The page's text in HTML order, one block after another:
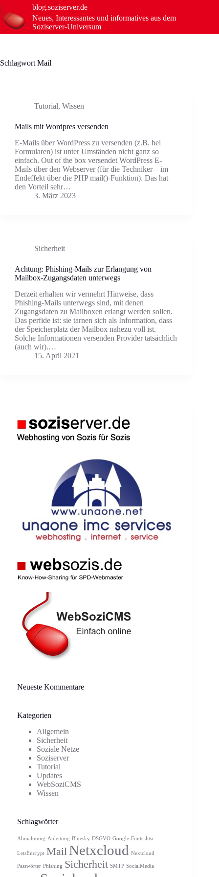
Zum
Inhalt
springen
blog.soziserver.de
Neues, Interessantes und informatives aus dem
Soziserver-Universum
Schlagwort Mail
Tutorial, Wissen
Mails mit Wordpres versenden
E-Mails über WordPress zu versenden (z.B. bei
Formularen) ist unter Umständen nicht ganz so
einfach. Out of the box versendet WordPress E-
Mails über den Webserver (für die Techniker – im
Endeffekt über die PHP mail()-Funktion). Das hat
den Vorteil sehr…
3. März 2023
Sicherheit
Achtung: Phishing-Mails zur Erlangung von
Mailbox-Zugangsdaten unterwegs
Derzeit erhalten wir vermehrt Hinweise, dass
Phishing-Mails unterwegs sind, mit denen
Zugangsdaten zu Mailboxen erlangt werden sollen.
Das perfide ist: sie tarnen sich als Information, dass
der Speicherplatz der Mailbox nahezu voll ist.
Solche Informationen versenden Provider tatsächlich
(auch wir).…
15. April 2021
Neueste Kommentare
Kategorien
Allgemein
Sicherheit
Soziale Netze
Soziserver
Tutorial
Updates
WebSoziCMS
Wissen
Schlagwörter
Abmahnung Anleitung Bluesky DSGVO Google-Fonts Jitsi
LetsEncrypt Mail Netxcloud Nextcloud
Passwörter Phishing Sicherheit SMTP SocialMedia